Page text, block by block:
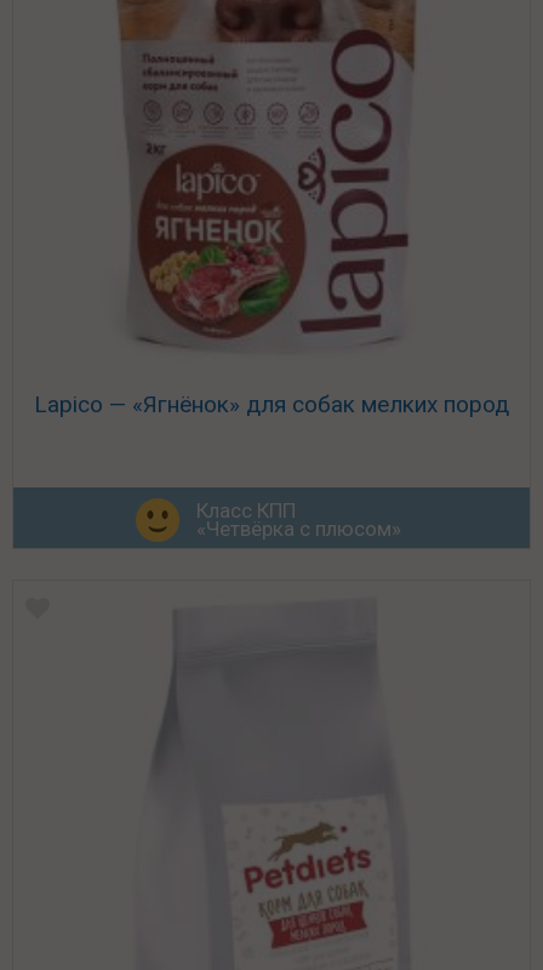
Lapico — «Ягнёнок» для собак мелких пород
Класс КПП
«Четвёрка с плюсом»